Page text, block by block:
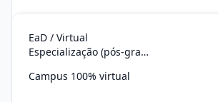
EaD / Virtual
Especialização (pós-graduação)
Campus 100% virtual